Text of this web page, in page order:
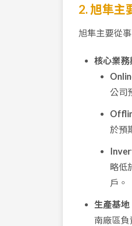
2. 旭隼主
旭隼主要從
核心業務
公司
於預
略低
戶。
生產基地
南廠區負